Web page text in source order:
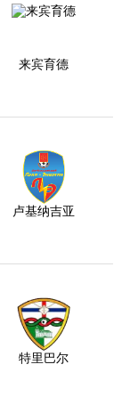
来宾育德
卢基纳吉亚
特里巴尔